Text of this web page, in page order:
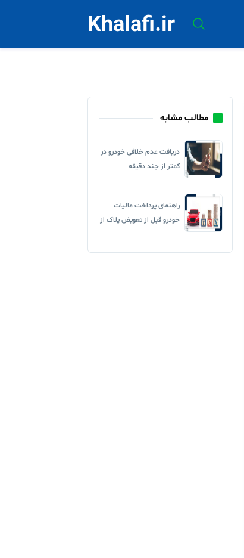
Khalafi.ir
مطالب مشابه
دریافت عدم خلافی خودرو در
کمتر از چند دقیقه
راهنمای پرداخت مالیات
خودرو قبل از تعویض پلاک از